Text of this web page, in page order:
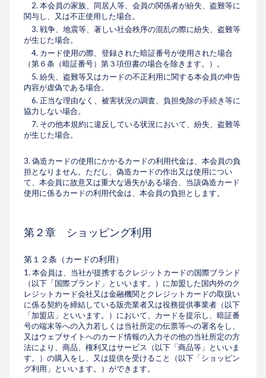
2. 本会員の家族、同居⼈等、会員の関係者が紛失、盗難等に
関与し、又は不正使⽤した場合。
3. 戦争、地震等、著しい社会秩序の混乱の際に紛失、盗難等
が⽣じた場合。
4. カード使⽤の際、登録された暗証番号が使⽤された場合
（第６条（暗証番号）第３項但書の場合を除きます。）。
5. 紛失、盗難等又はカードの不正利⽤に関する本会員の申告
内容が虚偽である場合。
6. 正当な理由なく、被害状況の調査、負担免除の⼿続き等に
協⼒しない場合。
7. その他本規約に違反している状況において、紛失、盗難等
が⽣じた場合。
3. 偽造カードの使⽤にかかるカードの利⽤代⾦は、本会員の負
担となりません。ただし、偽造カードの作出又は使⽤につい
て、本会員に故意又は重⼤な過失がある場合、当該偽造カード
使⽤に係るカードの利⽤代⾦は、本会員の負担とします。
第２章 ショッピング利⽤
第１２条（カードの利⽤）
1. 本会員は、当社が提携するクレジットカードの国際ブランド
（以下「国際ブランド」といいます。）に加盟した国内外のク
レジットカード会社又は⾦融機関とクレジットカードの取扱い
に係る契約を締結している販売業者又は役務提供事業者（以下
「加盟店」といいます。）において、カードを提⽰し、暗証番
号の端末等への入力若しくは当社所定の伝票等への署名をし、
又はウェブサイトへのカード情報の入力その他の当社所定の⽅
法により、商品、権利又はサービス（以下「商品等」といいま
す。）の購入をし、又は提供を受けること（以下「ショッピン
グ利⽤」といいます。）ができます。